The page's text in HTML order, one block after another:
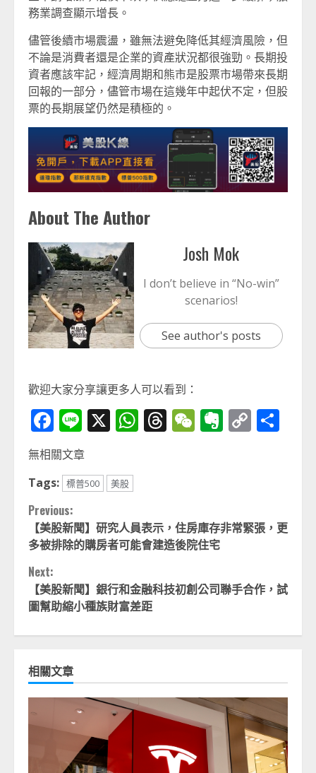
務業調查顯示增長。
儘管後續市場震盪，雖無法避免降低其經濟風險，但
不論是消費者還是企業的資產狀況都很強勁。長期投
資者應該牢記，經濟周期和熊市是股票市場帶來長期
回報的一部分，儘管市場在這幾年中起伏不定，但股
票的長期展望仍然是積極的。
About The Author
Josh Mok
I don’t believe in “No-win”
scenarios!
See author's posts
歡迎大家分享讓更多人可以看到：
Facebook
Line
X WhatsApp
Threads
WeChat
Evernote
Copy
無相關文章
Tags: 標普500 美股
Continue
Reading
Previous:
【美股新聞】研究人員表示，住房庫存非常緊張，更
多被排除的購房者可能會建造後院住宅
Next:
【美股新聞】銀行和金融科技初創公司聯手合作，試
圖幫助縮小種族財富差距
相關文章